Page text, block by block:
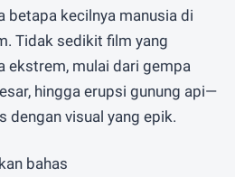
betapa kecilnya manusia di
Tidak sedikit film yang
ekstrem, mulai dari gempa
hingga erupsi gunung api—
dengan visual yang epik.
bahas